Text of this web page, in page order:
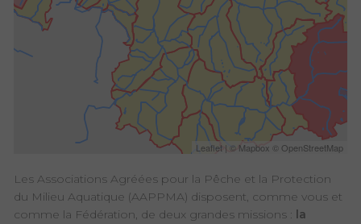
Leaflet | © Mapbox © OpenStreetMap
Les Associations Agréées pour la Pêche et la Protection
du Milieu Aquatique (AAPPMA) disposent, comme vous et
comme la Fédération, de deux grandes missions : la